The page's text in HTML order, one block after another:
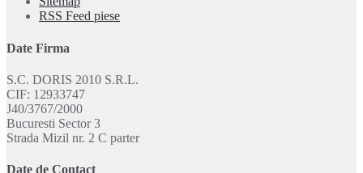
RSS Feed piese
Date Firma
S.C. DORIS 2010 S.R.L.
CIF: 12933747
J40/3767/2000
Bucuresti Sector 3
Strada Mizil nr. 2 C parter
Date de Contact